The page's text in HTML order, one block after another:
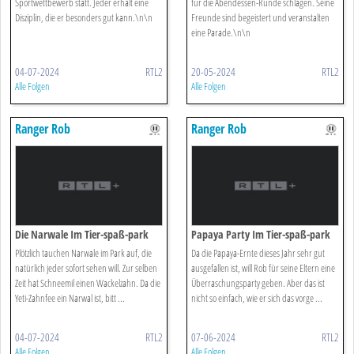
Disziplin, die er besonders gut kann.\n\n
04-07-2024 RTL2
Alle Folgen
Freunde sind begeistert und veranstalten
eine Parade.\n\n
20-05-2024 RTL2
Alle Folgen
Ranger Rob
Die Narwale Im Tier-spaß-park
Plötzlich tauchen Narwale im Park auf, die
natürlich jeder sofort sehen will. Zur selben
Zeit hat Schneemil einen Wackelzahn. Da die
Yeti-Zahnfee ein Narwal ist, bitt ...
04-07-2024 RTL2
Ranger Rob
Papaya Party Im Tier-spaß-park
Da die Papaya-Ernte dieses Jahr sehr gut
ausgefallen ist, will Rob für seine Eltern eine
Überraschungsparty geben. Aber das ist
nicht so einfach, wie er sich das vorge ...
07-06-2024 RTL2